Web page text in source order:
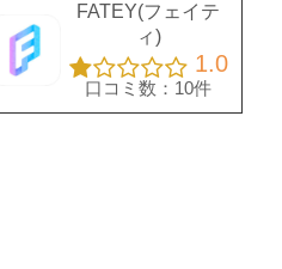
FATEY(フェイテ
ィ)
1.0
口コミ数：10件